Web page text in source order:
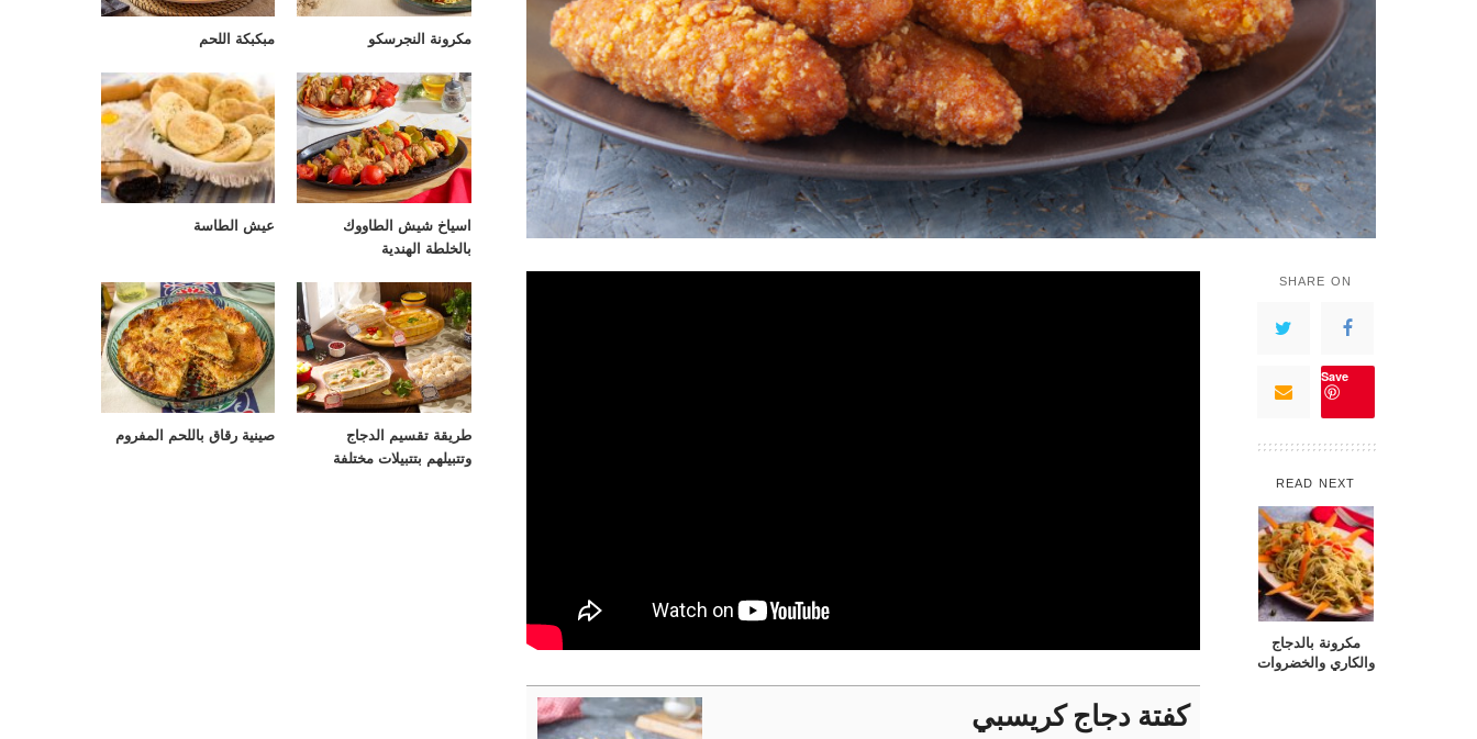
SHARE ON
Save
READ NEXT
مكرونة بالدجاج
والكاري والخضروات
كفتة دجاج كريسبي
مكرونة النجرسكو مبكبكة اللحم
اسياخ شيش الطاووك
بالخلطة الهندية
عيش الطاسة
طريقة تقسيم الدجاج
وتتبيلهم بتتبيلات مختلفة
صينية رقاق باللحم المفروم